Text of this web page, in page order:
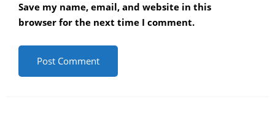
Save my name, email, and website in this
browser for the next time I comment.